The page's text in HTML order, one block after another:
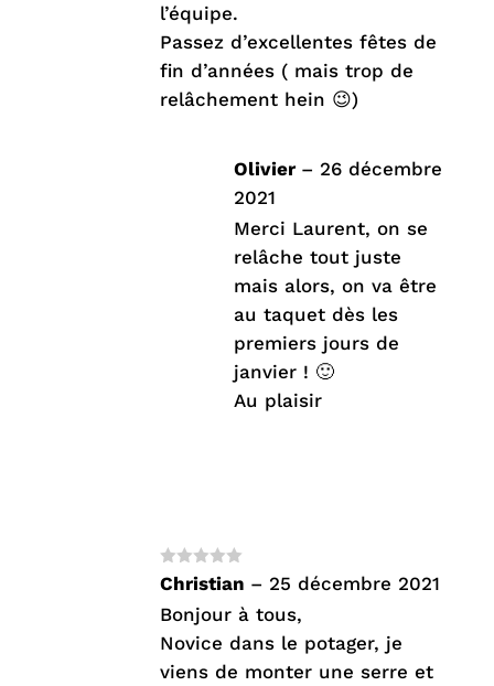
l’équipe.
Passez d’excellentes fêtes de
fin d’années ( mais trop de
relâchement hein 😉)
Olivier – 26 décembre
2021
Merci Laurent, on se
relâche tout juste
mais alors, on va être
au taquet dès les
premiers jours de
janvier ! 🙂
Au plaisir
Note4
sur 5
Christian – 25 décembre 2021
Bonjour à tous,
Novice dans le potager, je
viens de monter une serre et